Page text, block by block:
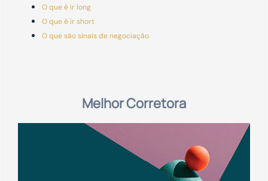
O que é ir long
O que é ir short
O que são sinais de negociação
Melhor Corretora